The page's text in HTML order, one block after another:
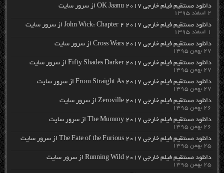
دانلود مستقیم فیلم خارجی OK Jaanu 2017 از سرور سایت
۲ اسفند ۱۳۹۵
دانلود مستقیم فیلم خارجی John Wick: Chapter 2 2017 از سرور سایت
۱ اسفند ۱۳۹۵
دانلود مستقیم فیلم خارجی Cross Wars 2017 از سرور سایت
۲۷ بهمن ۱۳۹۵
دانلود مستقیم فیلم خارجی Fifty Shades Darker 2017 از سرور سایت
۲۷ بهمن ۱۳۹۵
دانلود مستقیم فیلم خارجی From Straight As 2017 از سرور سایت
۲۷ بهمن ۱۳۹۵
دانلود مستقیم فیلم خارجی Zeroville 2017 از سرور سایت
۲۶ بهمن ۱۳۹۵
دانلود مستقیم فیلم خارجی The Mummy 2017 از سرور سایت
۲۶ بهمن ۱۳۹۵
دانلود مستقیم فیلم خارجی The Fate of the Furious 2017 از سرور سایت
۲۵ بهمن ۱۳۹۵
دانلود مستقیم فیلم خارجی Running Wild 2017 از سرور سایت
۲۵ بهمن ۱۳۹۵